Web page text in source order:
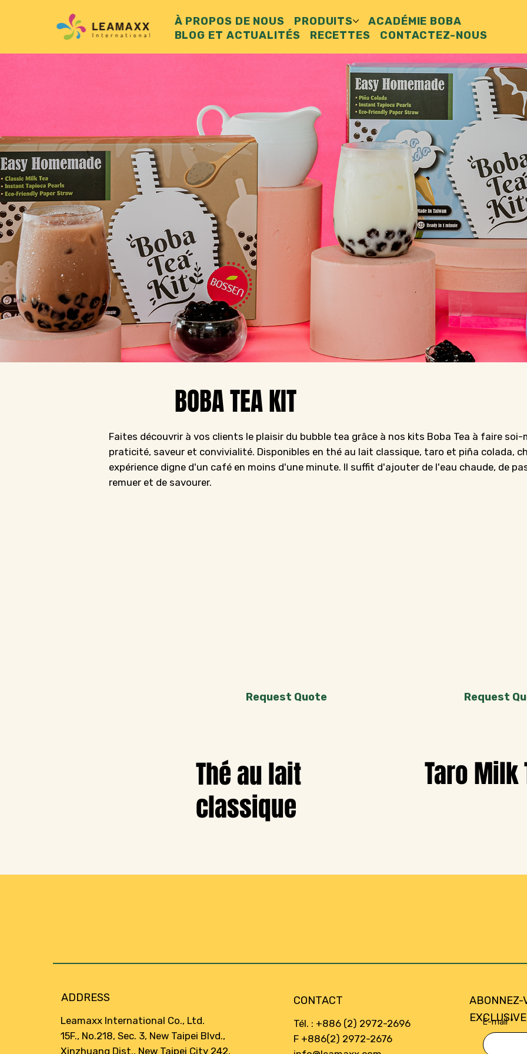
À PROPOS DE NOUS PRODUITS
ACADÉMIE BOBA
BLOG ET ACTUALITÉS
RECETTES CONTACTEZ-NOUS
BOBA TEA KIT
Faites découvrir à vos clients le plaisir du bubble tea grâce à nos kits Boba Tea à faire soi-
praticité, saveur et convivialité. Disponibles en thé au lait classique, taro et piña colada,
expérience digne d'un café en moins d'une minute. Il suffit d'ajouter de l'eau chaude, de
remuer et de savourer.
Thé au lait
classique
Taro Milk
Request Quote Request
ADDRESS
Leamaxx International Co., Ltd.
15F., No.218, Sec. 3, New Taipei Blvd.,
Xinzhuang Dist., New Taipei City 242,
CONTACT
Tél. : +886 (2) 2972-2696
F +886(2) 2972-2676
ABONNEZ-
EXCLUSIVE
E-mail *